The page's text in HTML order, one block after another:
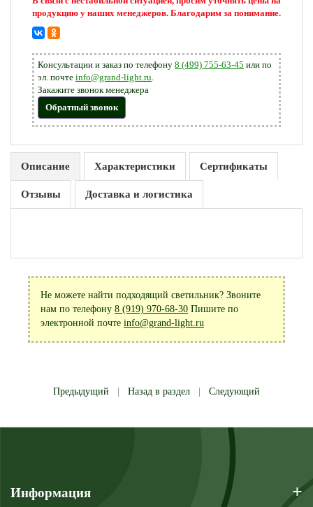
продукцию у наших менеджеров. Благодарим за понимание.
Консультации и заказ по телефону 8 (499) 755-63-45 или по
эл. почте info@grand-light.ru.
Закажите звонок менеджера
Обратный звонок
Описание Характеристики Сертификаты
Отзывы Доставка и логистика
Не можете найти подходящий светильник? Звоните
нам по телефону 8 (919) 970-68-30 Пишите по
электронной почте info@grand-light.ru
Предыдущий Назад в раздел Следующий
Информация +